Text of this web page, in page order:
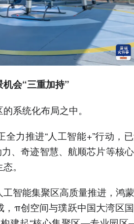
会“三重加持”
系统化布局之中。
力推进“人工智能+”行动，
、奇迹智慧、航顺芯片等核
。
智能集聚区高质量推进，鸿
，π创空间与璞跃中国大湾区